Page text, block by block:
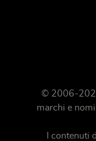
© 2006-
marchi e
I contenuti